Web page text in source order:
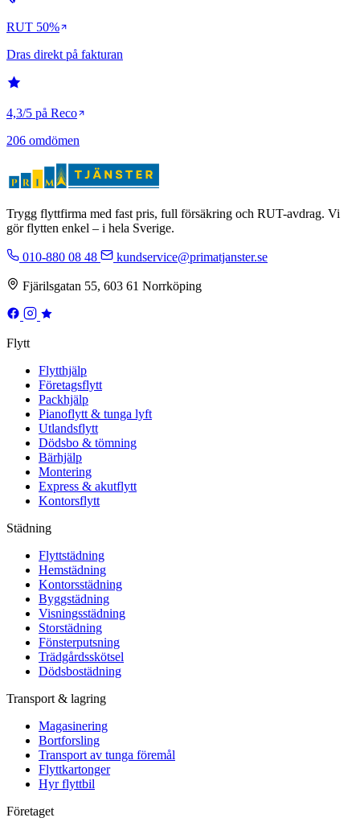
RUT 50%
Dras direkt på fakturan
4,3/5 på Reco
206 omdömen
Trygg flyttfirma med fast pris, full försäkring och RUT-avdrag. Vi
gör flytten enkel – i hela Sverige.
010-880 08 48 kundservice@primatjanster.se
Fjärilsgatan 55, 603 61 Norrköping
Flytt
Flytthjälp
Företagsflytt
Packhjälp
Pianoflytt & tunga lyft
Utlandsflytt
Dödsbo & tömning
Bärhjälp
Montering
Express & akutflytt
Kontorsflytt
Städning
Flyttstädning
Hemstädning
Kontorsstädning
Byggstädning
Visningsstädning
Storstädning
Fönsterputsning
Trädgårdsskötsel
Dödsbostädning
Transport & lagring
Magasinering
Bortforsling
Transport av tunga föremål
Flyttkartonger
Hyr flyttbil
Företaget